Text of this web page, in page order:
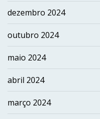
dezembro 2024
outubro 2024
maio 2024
abril 2024
março 2024